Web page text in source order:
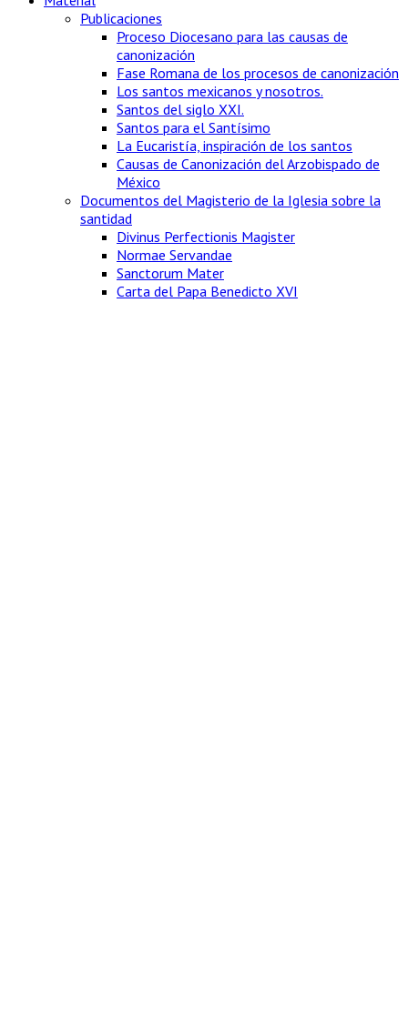
Publicaciones
Proceso Diocesano para las causas de
canonización
Fase Romana de los procesos de canonización
Los santos mexicanos y nosotros.
Santos del siglo XXI.
Santos para el Santísimo
La Eucaristía, inspiración de los santos
Causas de Canonización del Arzobispado de
México
Documentos del Magisterio de la Iglesia sobre la
santidad
Divinus Perfectionis Magister
Normae Servandae
Sanctorum Mater
Carta del Papa Benedicto XVI